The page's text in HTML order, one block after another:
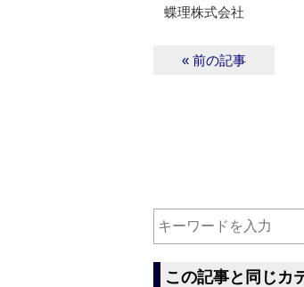
蝶理株式会社
« 前の記事
この記事と同じカ